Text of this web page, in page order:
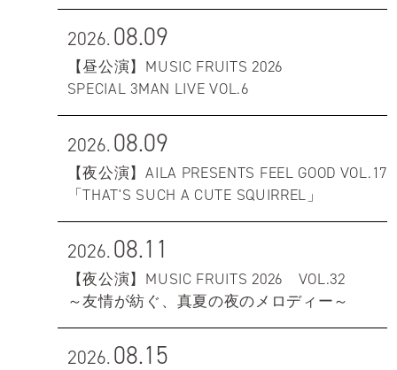
2026.08.09
【昼公演】MUSIC FRUITS 2026
SPECIAL 3MAN LIVE VOL.6
2026.08.09
【夜公演】AILA PRESENTS FEEL GOOD VOL.17
「THAT'S SUCH A CUTE SQUIRREL」
2026.08.11
【夜公演】MUSIC FRUITS 2026 VOL.32
～友情が紡ぐ、真夏の夜のメロディー～
2026.08.15